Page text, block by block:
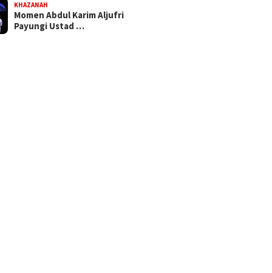
KHAZANAH
Momen Abdul Karim Aljufri
Payungi Ustad …